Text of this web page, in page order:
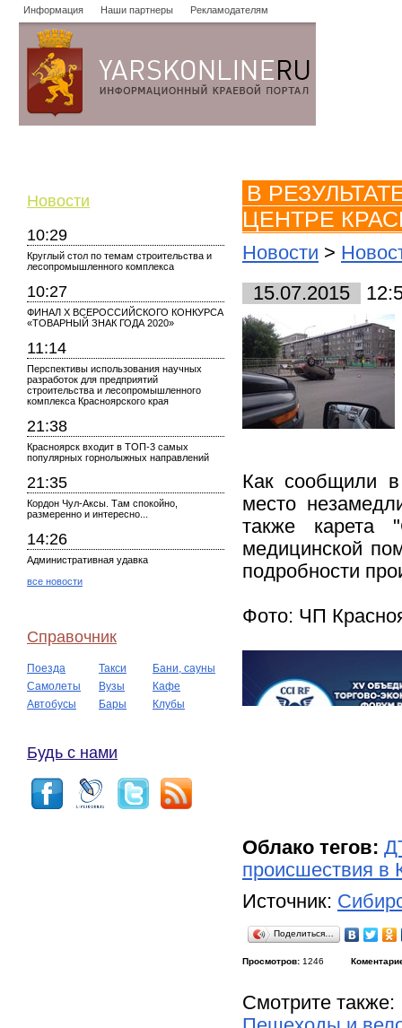
Информация Наши партнеры Рекламодателям
Новости
10:29
Круглый стол по темам строительства и
лесопромышленного комплекса
10:27
ФИНАЛ X ВСЕРОССИЙСКОГО КОНКУРСА
«ТОВАРНЫЙ ЗНАК ГОДА 2020»
11:14
Перспективы использования научных
разработок для предприятий
строительства и лесопромышленного
комплекса Красноярского края
21:38
Красноярск входит в ТОП-3 самых
популярных горнолыжных направлений
21:35
Кордон Чул-Аксы. Там спокойно,
размеренно и интересно...
14:26
Административная удавка
все новости
Справочник
Поезда Такси
Бани, сауны
Самолеты
Вузы
Кафе
Автобусы
Бары Клубы
Будь с нами
В
ЦЕНТРЕ
Новости >
15.07.2015
Как сообщили
место
также карета
медицинской
подробности
Фото: ЧП
Облако тегов:
происшествия в
Источник:
Поделиться…
Просмотров: 1246
Смотрите также: